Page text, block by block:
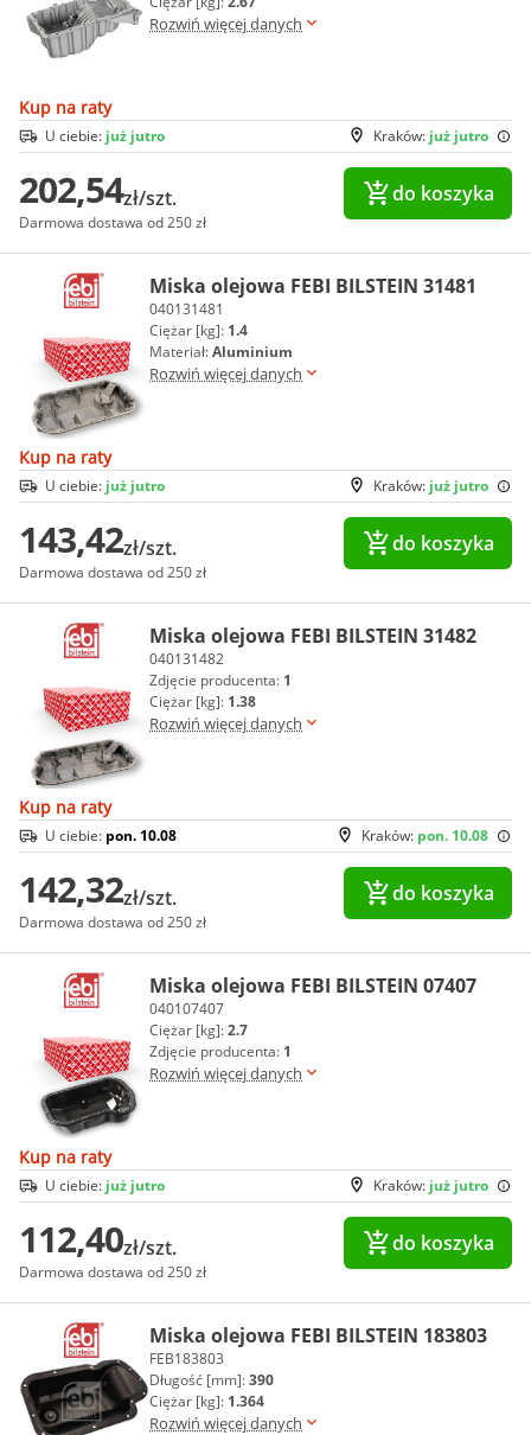
Rozwiń więcej danych
Kup na raty
Kraków: już jutro
U ciebie: już jutro
202,54zł/szt.
Darmowa dostawa od 250 zł
do koszyka
Miska olejowa FEBI BILSTEIN 31481
040131481
Ciężar [kg]: 1.4
Materiał:Aluminium
Rozwiń więcej danych
Kup na raty
Kraków: już jutro
U ciebie: już jutro
143,42zł/szt.
Darmowa dostawa od 250 zł
do koszyka
Miska olejowa FEBI BILSTEIN 31482
040131482
Zdjęcie producenta: 1
Ciężar [kg]: 1.38
Rozwiń więcej danych
Kup na raty
Kraków: pon. 10.08
U ciebie: pon. 10.08
142,32zł/szt.
Darmowa dostawa od 250 zł
do koszyka
Miska olejowa FEBI BILSTEIN 07407
040107407
Ciężar [kg]:2.7
Zdjęcie producenta: 1
Rozwiń więcej danych
Kup na raty
Kraków: już jutro
U ciebie: już jutro
112,40zł/szt.
Darmowa dostawa od 250 zł
do koszyka
Miska olejowa FEBI BILSTEIN 183803
FEB183803
Długość [mm]:390
Ciężar [kg]: 1.364
Rozwiń więcej danych